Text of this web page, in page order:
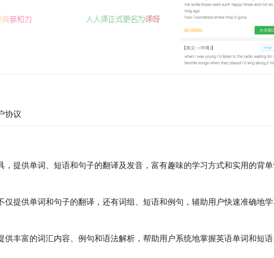
协议
，提供单词、短语和句子的翻译及发音，富有趣味的学习方式和实用的背单
仅提供单词和句子的翻译，还有词组、短语和例句，辅助用户快速准确地学
丰富的词汇内容、例句和语法解析，帮助用户系统地掌握英语单词和短语